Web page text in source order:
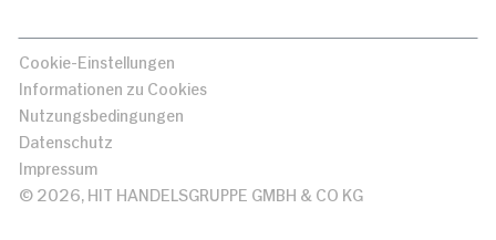
Cookie-Einstellungen
Informationen zu Cookies
Nutzungsbedingungen
Datenschutz
Impressum
© 2026, HIT HANDELSGRUPPE GMBH & CO KG